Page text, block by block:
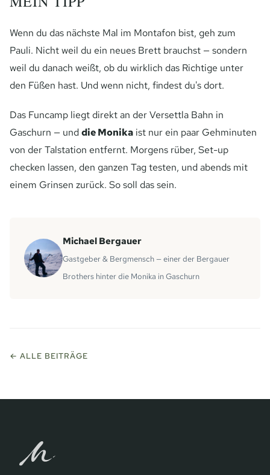
Wenn du das nächste Mal im Montafon bist, geh zum
Pauli. Nicht weil du ein neues Brett brauchst — sondern
weil du danach weißt, ob du wirklich das Richtige unter
den Füßen hast. Und wenn nicht, findest du's dort.
Das Funcamp liegt direkt an der Versettla Bahn in
Gaschurn — unddie Monika ist nur ein paar Gehminuten
von der Talstation entfernt. Morgens rüber, Set-up
checken lassen, den ganzen Tag testen, und abends mit
einem Grinsen zurück. So soll das sein.
Michael Bergauer
Gastgeber & Bergmensch — einer der Bergauer
Brothers hinter die Monika in Gaschurn
← ALLE BEITRÄGE